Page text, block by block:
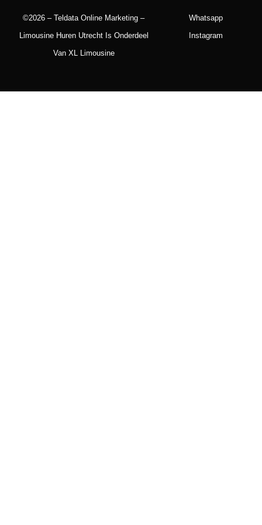
©2026 – Teldata Online Marketing –
Limousine Huren Utrecht Is Onderdeel
Van XL Limousine
Whatsapp
Instagram